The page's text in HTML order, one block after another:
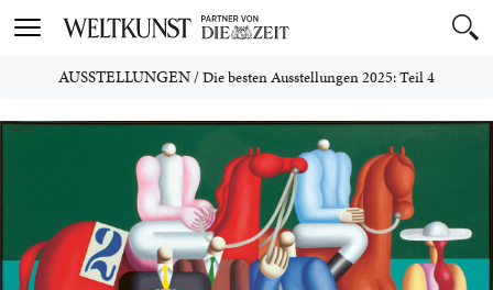
Toggle
AUSSTELLUNGEN/Die besten Ausstellungen 2025: Teil 4